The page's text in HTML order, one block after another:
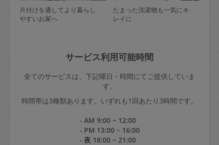
片付けを通してより暮らし
やすいお家へ
たまった洗濯物も一気にキ
レイに
サービス利用可能時間
全てのサービスは、下記曜日・時間にてご提供していま
す。
時間帯は3種類あります。いずれも1回あたり3時間です。
- AM 9:00 ~ 12:00
- PM 13:00 ~ 16:00
- 夜 18:00 ~ 21:00